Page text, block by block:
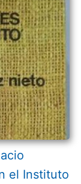
el Instituto